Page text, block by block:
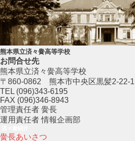
熊本県立済々黌高等学校
お問合せ先
熊本県立済々黌高等学校
〒860-0862 熊本市中央区黒髪2-22-1
TEL (096)343-6195
FAX (096)346-8943
管理責任者 黌長
運用責任者 情報企画部
黌長あいさつ